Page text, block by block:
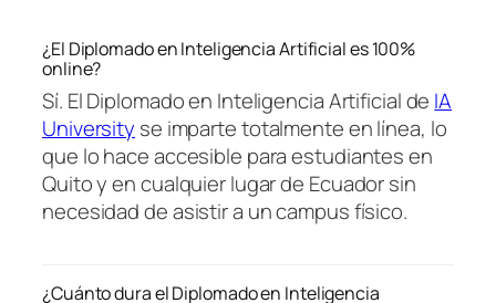
¿El Diplomado en Inteligencia Artificial es 100%
online?
Sí. El Diplomado en Inteligencia Artificial de IA
University se imparte totalmente en línea, lo
que lo hace accesible para estudiantes en
Quito y en cualquier lugar de Ecuador sin
necesidad de asistir a un campus físico.
¿Cuánto dura el Diplomado en Inteligencia